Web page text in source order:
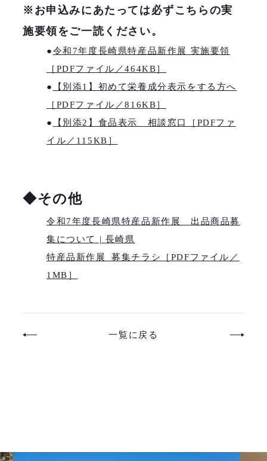
※お申込みにあたっては必ずこちらの実
施要領をご一読ください。
●令和7年度長崎県特産品新作展 実施要領
［PDFファイル／464KB］
●
【別添1】初めて栄養成分表示をする方へ
［PDFファイル／816KB］
●
【別添2】食品表示 相談窓口［PDFファ
イル／115KB］
◆その他
令和7年度長崎県特産品新作展 出品商品募
集について | 長崎県
特産品新作展_募集チラシ［PDFファイル／
1MB］
一覧に戻る